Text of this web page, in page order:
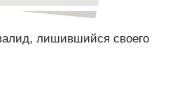
лишившийся своего